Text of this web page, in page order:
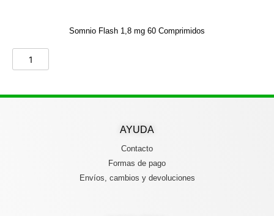
Somnio Flash 1,8 mg 60 Comprimidos
AYUDA
Contacto
Formas de pago
Envíos, cambios y devoluciones